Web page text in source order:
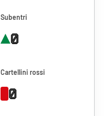
Subentri
0
Cartellini rossi
0